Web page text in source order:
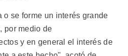
o se forme un interés grande
por medio de
y en general el interés de